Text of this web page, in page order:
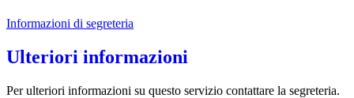
Informazioni di segreteria
Ulteriori informazioni
Per ulteriori informazioni su questo servizio contattare la segreteria.